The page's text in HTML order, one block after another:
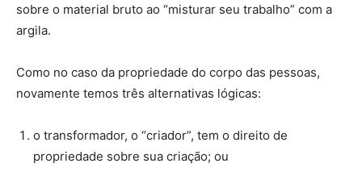
sobre o material bruto ao “misturar seu trabalho” com a
argila.
Como no caso da propriedade do corpo das pessoas,
novamente temos três alternativas lógicas:
o transformador, o “criador”, tem o direito de
propriedade sobre sua criação; ou